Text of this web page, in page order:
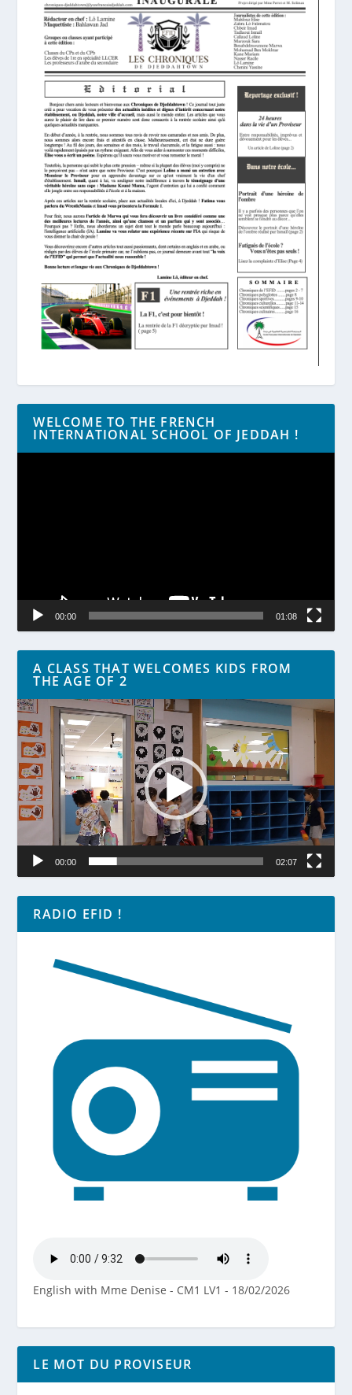
WELCOME TO THE FRENCH
INTERNATIONAL SCHOOL OF JEDDAH !
Lecteur
00:00 01:08
A CLASS THAT WELCOMES KIDS FROM
THE AGE OF 2
Lecteur
vidéo
00:00 02:07
RADIO EFID !
English with Mme Denise - CM1 LV1 - 18/02/2026
LE MOT DU PROVISEUR